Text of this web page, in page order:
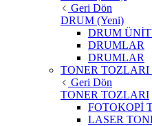
Geri Dön
DRUM (Yeni)
DRUM
DRUMLAR
DRUMLAR
TONER TOZLARI
Geri Dön
TONER TOZLARI
FOTOKOPİ
LASER